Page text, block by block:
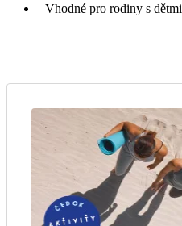
Vhodné pro rodiny s dětmi